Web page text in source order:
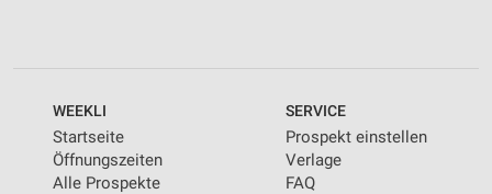
WEEKLI
Startseite
Öffnungszeiten
Alle Prospekte
SERVICE
Prospekt einstellen
Verlage
FAQ